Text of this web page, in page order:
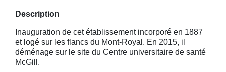
Description
Inauguration de cet établissement incorporé en 1887
et logé sur les flancs du Mont-Royal. En 2015, il
déménage sur le site du Centre universitaire de santé
McGill.